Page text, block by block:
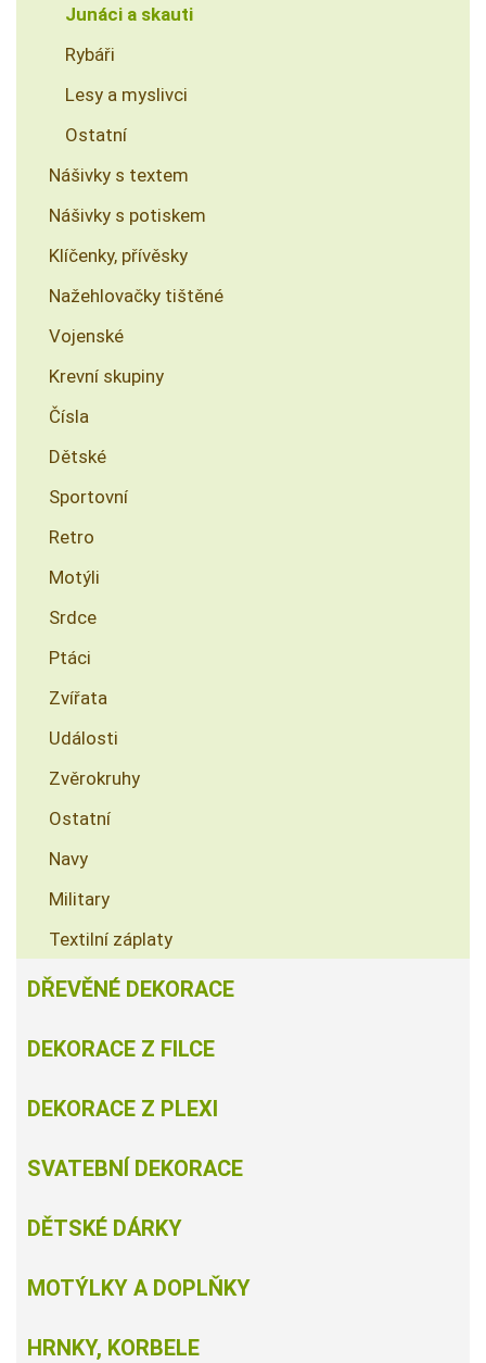
Junáci a skauti
Rybáři
Lesy a myslivci
Ostatní
Nášivky s textem
Nášivky s potiskem
Klíčenky, přívěsky
Nažehlovačky tištěné
Vojenské
Krevní skupiny
Čísla
Dětské
Sportovní
Retro
Motýli
Srdce
Ptáci
Zvířata
Události
Zvěrokruhy
Ostatní
Navy
Military
Textilní záplaty
DŘEVĚNÉ DEKORACE
DEKORACE Z FILCE
DEKORACE Z PLEXI
SVATEBNÍ DEKORACE
DĚTSKÉ DÁRKY
MOTÝLKY A DOPLŇKY
HRNKY, KORBELE